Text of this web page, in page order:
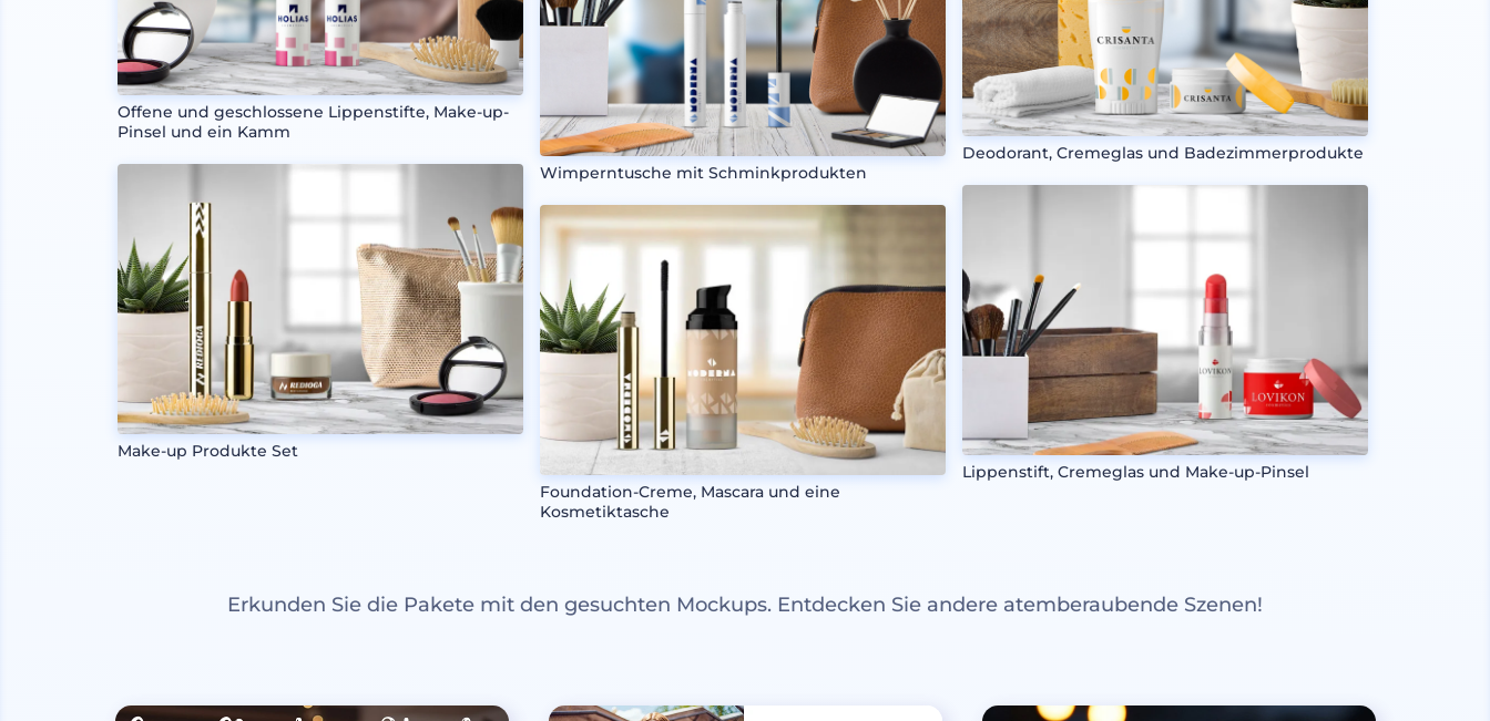
Offene und geschlossene Lippenstifte, Make-up-
Pinsel und ein Kamm
Make-up Produkte Set
Wimperntusche mit Schminkprodukten
Foundation-Creme, Mascara und eine
Kosmetiktasche
Deodorant, Cremeglas und Badezimmerprodukte
Lippenstift, Cremeglas und Make-up-Pinsel
Erkunden Sie die Pakete mit den gesuchten Mockups. Entdecken Sie andere atemberaubende Szenen!